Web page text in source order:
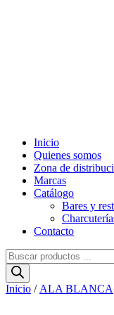
Inicio
Quienes somos
Zona de
Marcas
Catálogo
Bares y
Contacto
Búsqueda
de
productos
Inicio / ALA BLANCA